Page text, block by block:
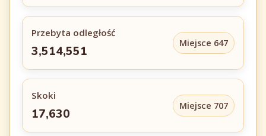
Przebyta odległość
3,514,551
Miejsce 647
Skoki
17,630
Miejsce 707